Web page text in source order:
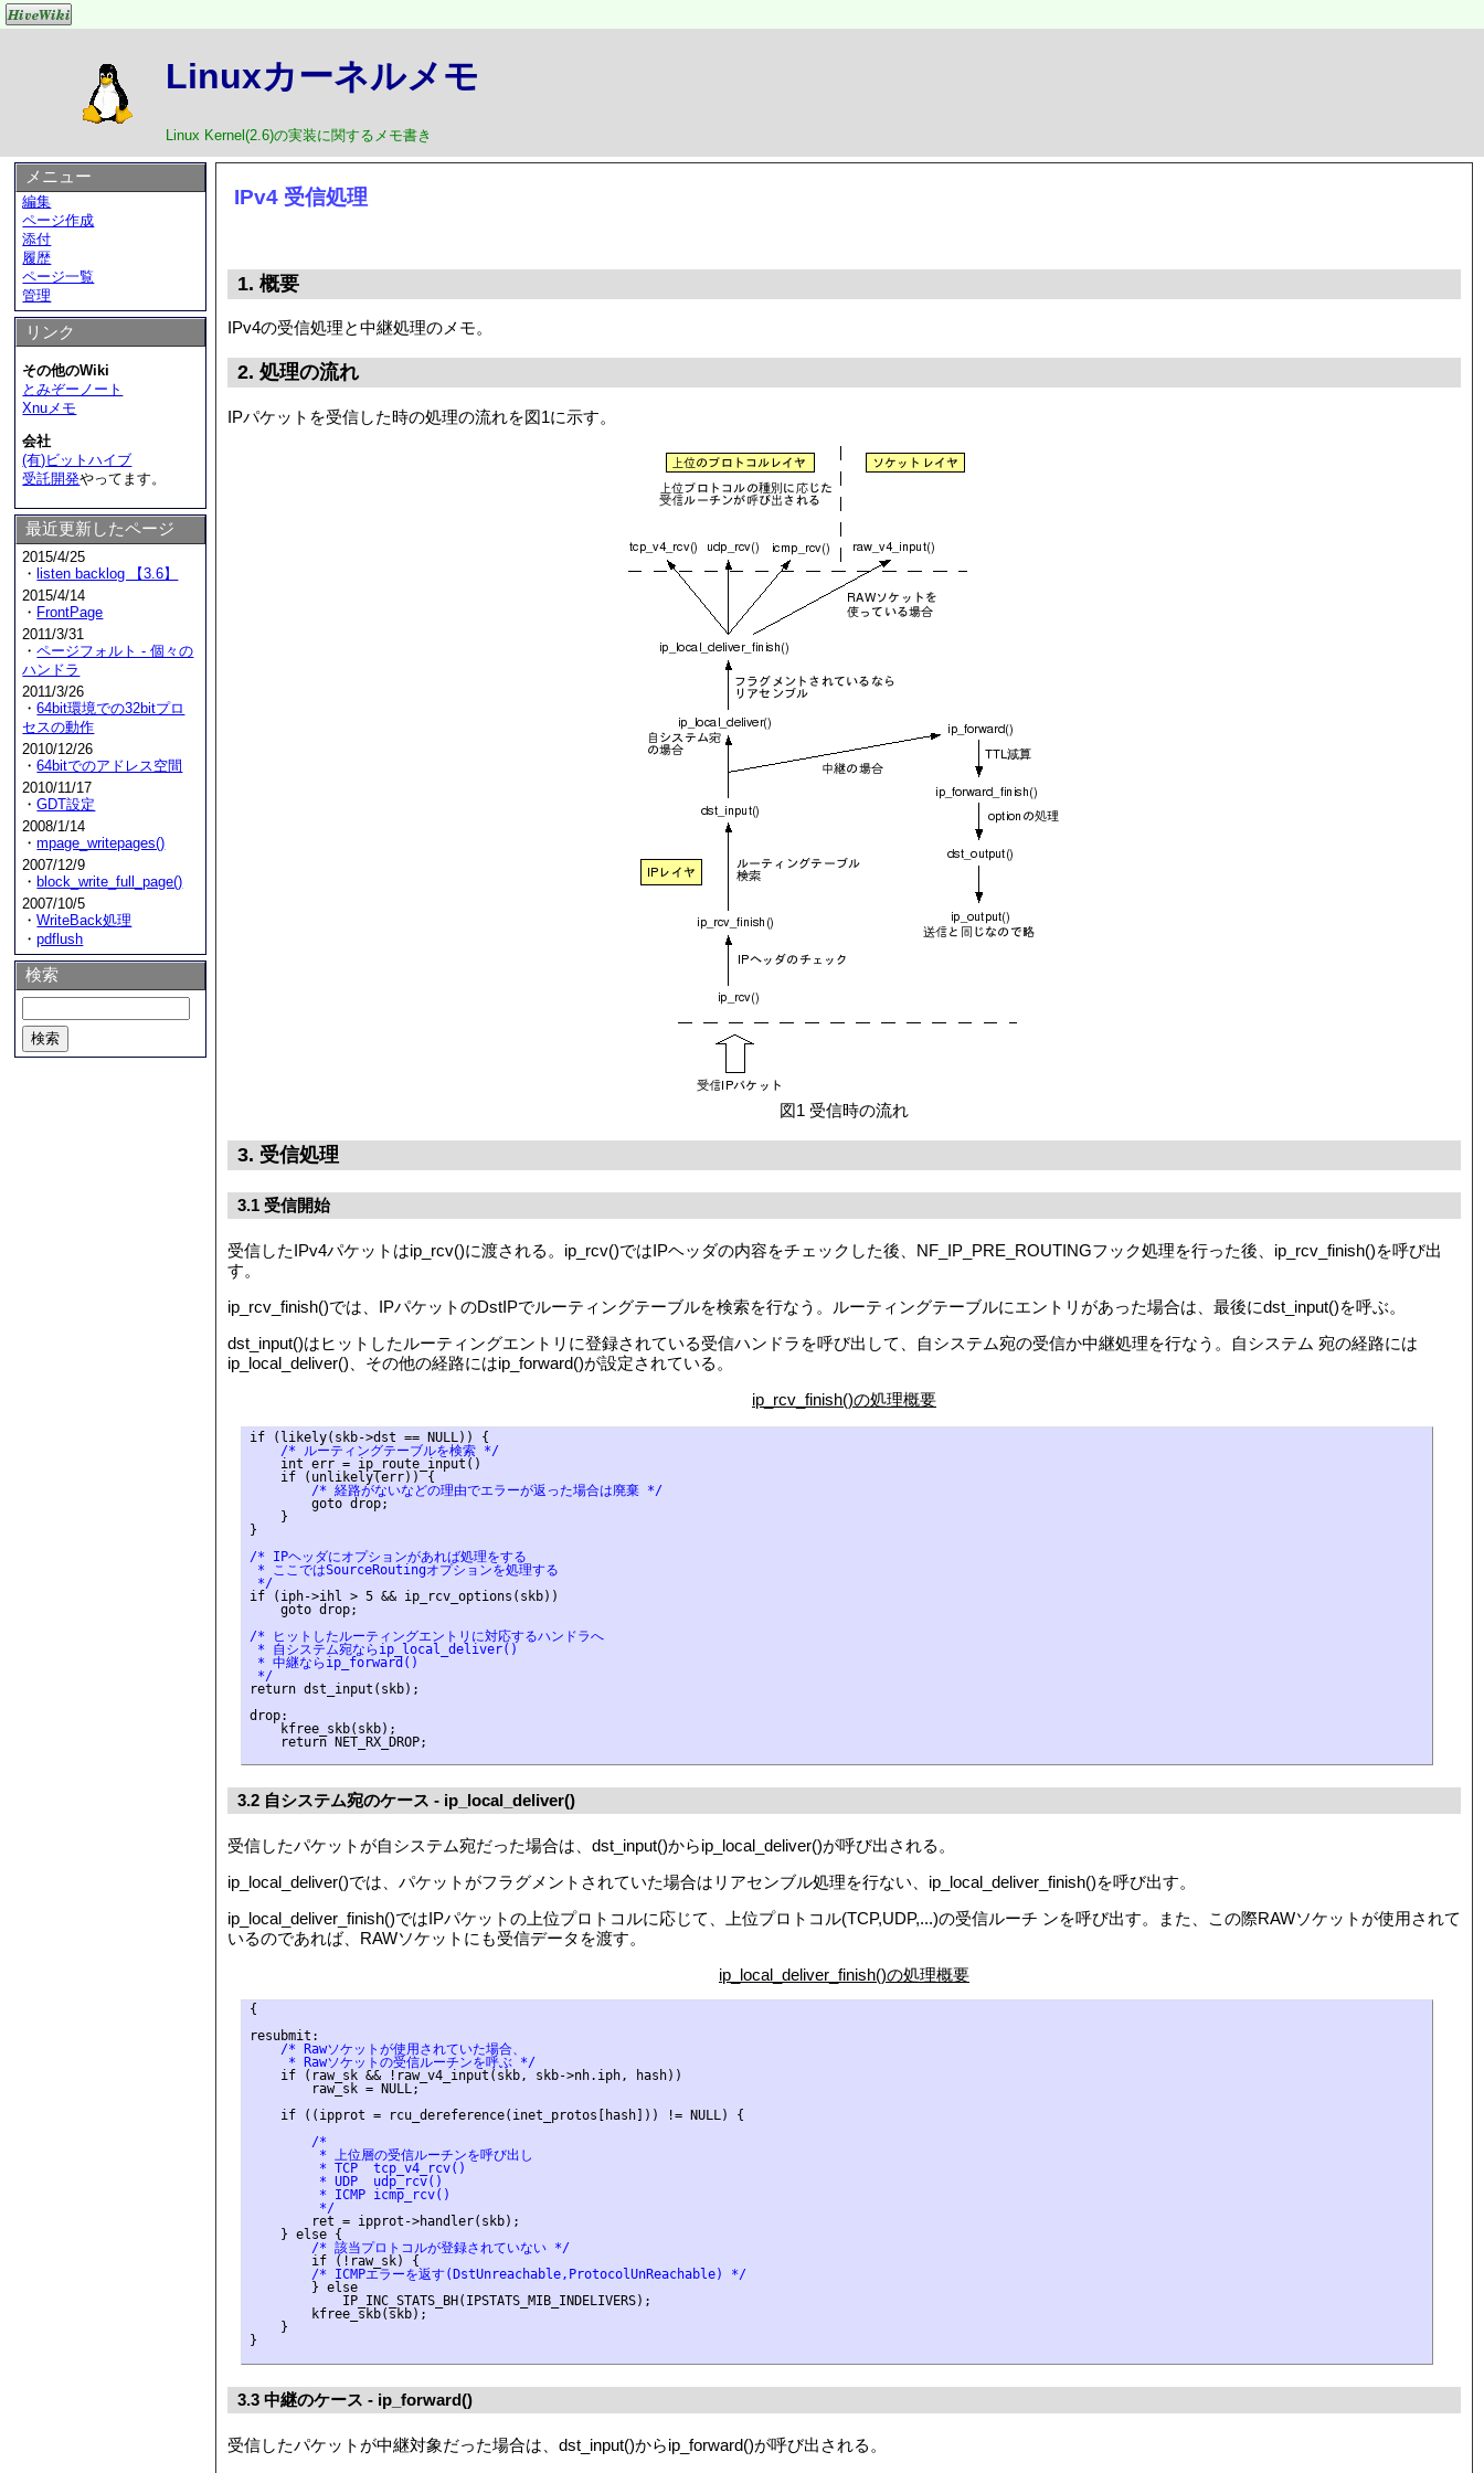
Linuxカーネルメモ
Linux Kernel(2.6)の実装に関するメモ書き
IPv4 受信処理
1. 概要
IPv4の受信処理と中継処理のメモ。
2. 処理の流れ
IPパケットを受信した時の処理の流れを図1に示す。
図1 受信時の流れ
3. 受信処理
3.1 受信開始
受信したIPv4パケットはip_rcv()に渡される。ip_rcv()ではIPヘッダの内容をチェックした後、NF_IP_PRE_ROUTINGフック処理を行った後、ip_rcv_finish()を呼び出
す。
ip_rcv_finish()では、IPパケットのDstIPでルーティングテーブルを検索を行なう。ルーティングテーブルにエントリがあった場合は、最後にdst_input()を呼ぶ。
dst_input()はヒットしたルーティングエントリに登録されている受信ハンドラを呼び出して、自システム宛の受信か中継処理を行なう。自システム 宛の経路には
ip_local_deliver()、その他の経路にはip_forward()が設定されている。
ip_rcv_finish()の処理概要
    /* ルーティングテーブルを検索 */
        /* 経路がないなどの理由でエラーが返った場合は廃棄 */
        goto drop;
    }
/* IPヘッダにオプションがあれば処理をする
* ここではSourceRoutingオプションを処理する
*/
if (iph->ihl > 5 && ip_rcv_options(skb))
    goto drop;
/* ヒットしたルーティングエントリに対応するハンドラへ
* 自システム宛ならip_local_deliver()
* 中継ならip_forward()
*/
return dst_input(skb);
drop:
    kfree_skb(skb);
3.2 自システム宛のケース - ip_local_deliver()
受信したパケットが自システム宛だった場合は、dst_input()からip_local_deliver()が呼び出される。
ip_local_deliver()では、パケットがフラグメントされていた場合はリアセンブル処理を行ない、ip_local_deliver_finish()を呼び出す。
ip_local_deliver_finish()ではIPパケットの上位プロトコルに応じて、上位プロトコル(TCP,UDP,...)の受信ルーチ ンを呼び出す。また、この際RAWソケットが使用されて
いるのであれば、RAWソケットにも受信データを渡す。
ip_local_deliver_finish()の処理概要
{
    /* Rawソケットが使用されていた場合、
     * Rawソケットの受信ルーチンを呼ぶ */
    if (raw_sk && !raw_v4_input(skb, skb->nh.iph, hash))
        raw_sk = NULL;
    if ((ipprot = rcu_dereference(inet_protos[hash])) != NULL) {
        /*
         * 上位層の受信ルーチンを呼び出し
         * TCP  tcp_v4_rcv()
         * UDP  udp_rcv()
         * ICMP icmp_rcv()
         */
        ret = ipprot->handler(skb);
        /* 該当プロトコルが登録されていない */
        /* ICMPエラーを返す(DstUnreachable,ProtocolUnReachable) */
        } else
            IP_INC_STATS_BH(IPSTATS_MIB_INDELIVERS);
        kfree_skb(skb);
    }
3.3 中継のケース - ip_forward()
受信したパケットが中継対象だった場合は、dst_input()からip_forward()が呼び出される。
メニュー
編集
ページ作成
添付
履歴
ページ一覧
管理
リンク
その他のWiki
とみぞーノート
Xnuメモ
会社
(有)ビットハイブ
受託開発やってます。
最近更新したページ
2015/4/25
・ listen backlog 【3.6】
2015/4/14
・ FrontPage
2011/3/31
・ページフォルト - 個々の
ハンドラ
2011/3/26
・64bit環境での32bitプロ
セスの動作
2010/12/26
・64bitでのアドレス空間
2010/11/17
・GDT設定
2008/1/14
・mpage_writepages()
2007/12/9
・ block_write_full_page()
2007/10/5
・WriteBack処理
・pdflush
検索